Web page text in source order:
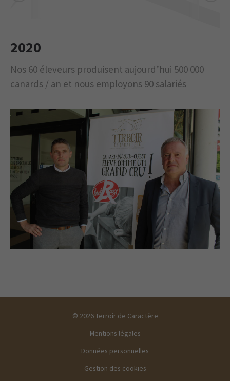
2020
Nos 60 éleveurs produisent aujourd’hui 500 000
canards / an et nous employons 90 salariés
© 2026 Terroir de Caractère
Mentions légales
Données personnelles
Gestion des cookies